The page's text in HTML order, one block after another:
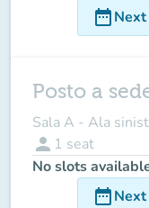
date_range
Posto a
Sala A - Ala
person 1 seat
No slots
date_range